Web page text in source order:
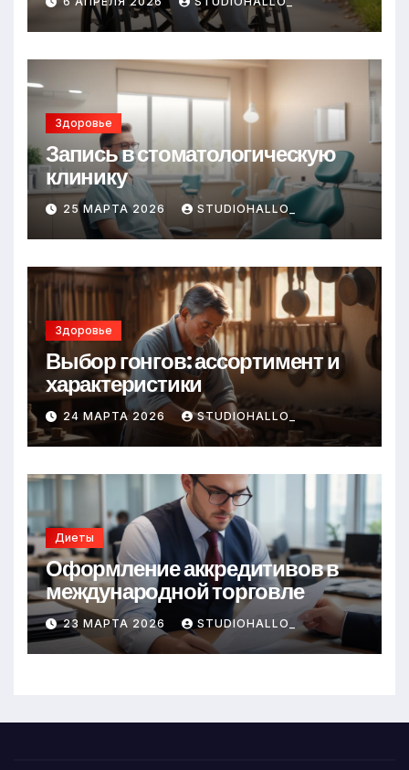
Здоровье
Запись в стоматологическую
клинику
25 МАРТА 2026 STUDIOHALLO_
Здоровье
Выбор гонгов: ассортимент и
характеристики
24 МАРТА 2026 STUDIOHALLO_
Диеты
Оформление аккредитивов в
международной торговле
23 МАРТА 2026 STUDIOHALLO_